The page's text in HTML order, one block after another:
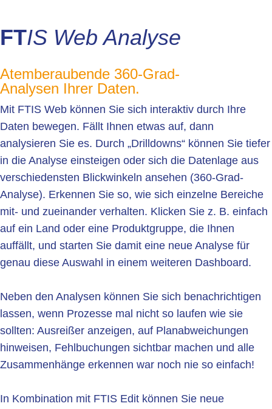
FTIS Web Analyse
Atemberaubende 360-Grad-
Analysen Ihrer Daten.
Mit FTIS Web können Sie sich interaktiv durch Ihre
Daten bewegen. Fällt Ihnen etwas auf, dann
analysieren Sie es. Durch „Drilldowns“ können Sie tiefer
in die Analyse einsteigen oder sich die Datenlage aus
verschiedensten Blickwinkeln ansehen (360-Grad-
Analyse). Erkennen Sie so, wie sich einzelne Bereiche
mit- und zueinander verhalten. Klicken Sie z. B. einfach
auf ein Land oder eine Produktgruppe, die Ihnen
auffällt, und starten Sie damit eine neue Analyse für
genau diese Auswahl in einem weiteren Dashboard.
Neben den Analysen können Sie sich benachrichtigen
lassen, wenn Prozesse mal nicht so laufen wie sie
sollten: Ausreißer anzeigen, auf Planabweichungen
hinweisen, Fehlbuchungen sichtbar machen und alle
Zusammenhänge erkennen war noch nie so einfach!
In Kombination mit FTIS Edit können Sie neue